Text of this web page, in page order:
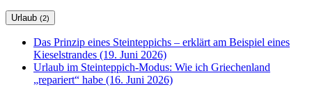
Urlaub (2)
Das Prinzip eines Steinteppichs – erklärt am Beispiel eines
Kieselstrandes (19. Juni 2026)
Urlaub im Steinteppich-Modus: Wie ich Griechenland
„repariert“ habe (16. Juni 2026)